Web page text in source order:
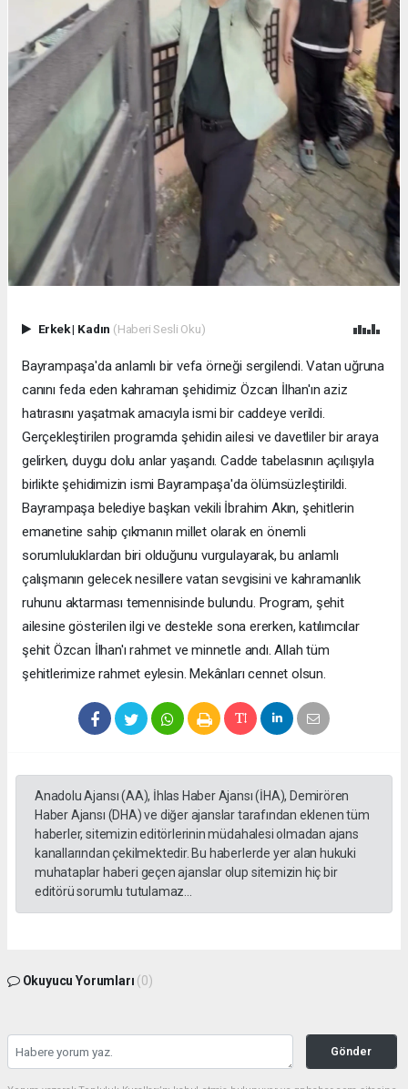
Erkek| Kadın (Haberi Sesli Oku)
Bayrampaşa'da anlamlı bir vefa örneği sergilendi. Vatan uğruna
canını feda eden kahraman şehidimiz Özcan İlhan'ın aziz
hatırasını yaşatmak amacıyla ismi bir caddeye verildi.
Gerçekleştirilen programda şehidin ailesi ve davetliler bir araya
gelirken, duygu dolu anlar yaşandı. Cadde tabelasının açılışıyla
birlikte şehidimizin ismi Bayrampaşa'da ölümsüzleştirildi.
Bayrampaşa belediye başkan vekili İbrahim Akın, şehitlerin
emanetine sahip çıkmanın millet olarak en önemli
sorumluluklardan biri olduğunu vurgulayarak, bu anlamlı
çalışmanın gelecek nesillere vatan sevgisini ve kahramanlık
ruhunu aktarması temennisinde bulundu. Program, şehit
ailesine gösterilen ilgi ve destekle sona ererken, katılımcılar
şehit Özcan İlhan'ı rahmet ve minnetle andı. Allah tüm
şehitlerimize rahmet eylesin. Mekânları cennet olsun.
Anadolu Ajansı (AA), İhlas Haber Ajansı (İHA), Demirören
Haber Ajansı (DHA) ve diğer ajanslar tarafından eklenen tüm
haberler, sitemizin editörlerinin müdahalesi olmadan ajans
kanallarından çekilmektedir. Bu haberlerde yer alan hukuki
muhataplar haberi geçen ajanslar olup sitemizin hiç bir
editörü sorumlu tutulamaz...
Okuyucu Yorumları (0)
Gönder